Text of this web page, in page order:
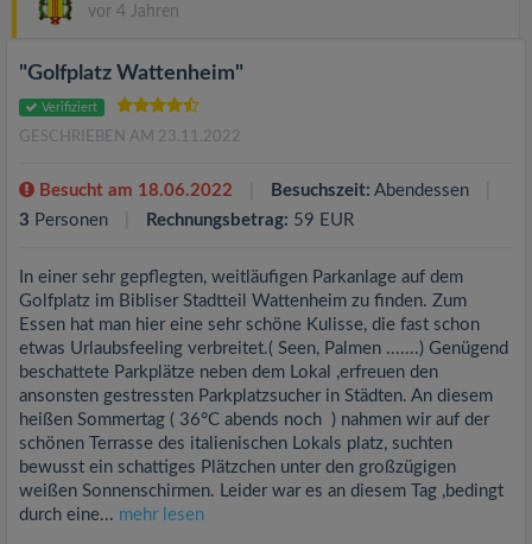
vor 4 Jahren
"Golfplatz Wattenheim"
Verifiziert
GESCHRIEBEN AM 23.11.2022
Besucht am 18.06.2022 Besuchszeit: Abendessen
3 Personen Rechnungsbetrag: 59 EUR
In einer sehr gepflegten, weitläufigen Parkanlage auf dem
Golfplatz im Bibliser Stadtteil Wattenheim zu finden. Zum
Essen hat man hier eine sehr schöne Kulisse, die fast schon
etwas Urlaubsfeeling verbreitet.( Seen, Palmen .......) Genügend
beschattete Parkplätze neben dem Lokal ,erfreuen den
ansonsten gestressten Parkplatzsucher in Städten. An diesem
heißen Sommertag ( 36°C abends noch ) nahmen wir auf der
schönen Terrasse des italienischen Lokals platz, suchten
bewusst ein schattiges Plätzchen unter den großzügigen
weißen Sonnenschirmen. Leider war es an diesem Tag ,bedingt
durch eine... mehr lesen